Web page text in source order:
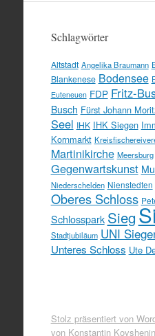
Schlagwörter
Altstadt Angelika Braumann
Blankenese Bodensee
Euteneuen FDP Fritz-
Busch Fürst Johann
Seel IHK IHK Siegen
Kornmarkt
Martinikirche Meersburg
Gegenwartskunst
Niederschelden Nienstedten
Oberes Schloss
Schlosspark Sieg
Stadtjubiläum UNI
Unteres Schloss Ute
Stolz präsentiert von
von Konstantin Kovshenin